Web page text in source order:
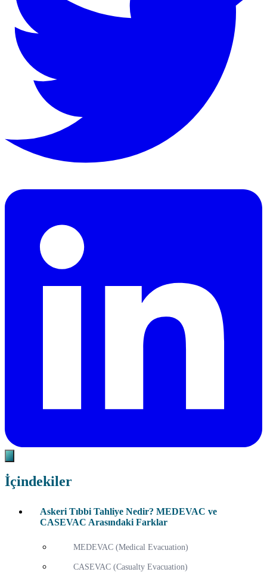
İçindekiler
Askeri Tıbbi Tahliye Nedir? MEDEVAC ve
CASEVAC Arasındaki Farklar
MEDEVAC (Medical Evacuation)
CASEVAC (Casualty Evacuation)